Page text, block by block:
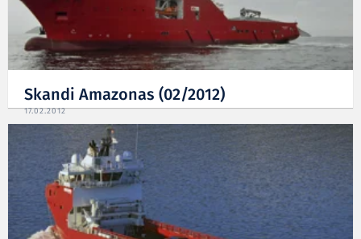
Skandi Amazonas (02/2012)
17.02.2012